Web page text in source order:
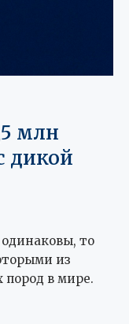
млн
дикой
то
из
пород в мире.